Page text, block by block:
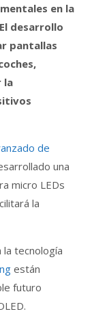
en la
desarrollo
pantallas
la
de
una
micro LEDs
la
tecnología
están
futuro